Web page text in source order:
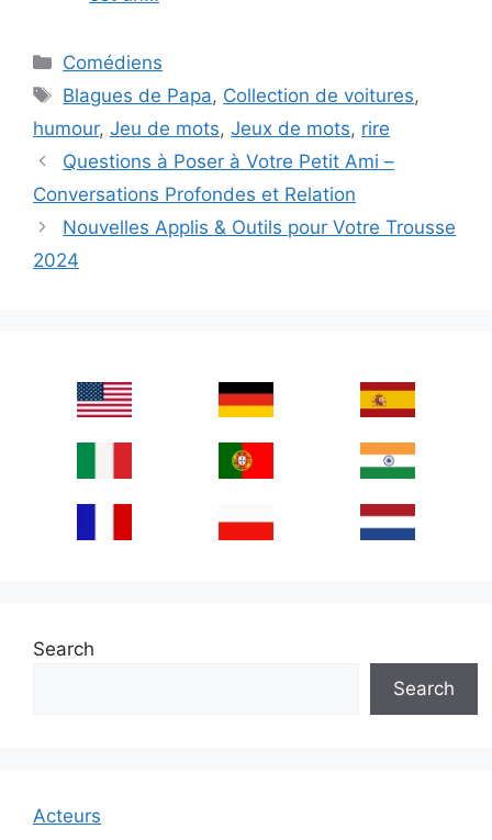
Categories
Comédiens
Tags
Blagues de Papa, Collection de voitures,
humour, Jeu de mots, Jeux de mots, rire
Questions à Poser à Votre Petit Ami –
Conversations Profondes et Relation
Nouvelles Applis & Outils pour Votre Trousse
2024
Search
Search
Acteurs